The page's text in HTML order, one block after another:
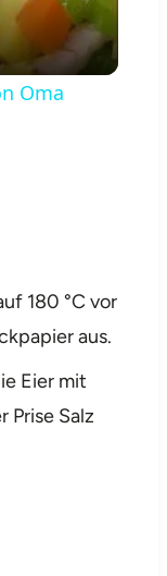
Oma
180 °C vor
aus.
Eier mit
Prise Salz